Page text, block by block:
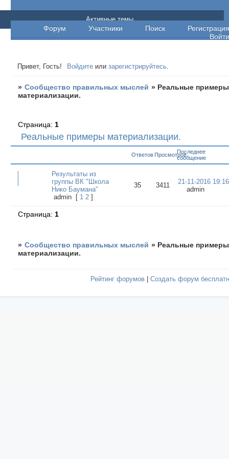
Сообщество правильных мыслей
Форум Участники Поиск
Регистрация
Войти
Активные темы
Привет, Гость! Войдите илизарегистрируйтесь.
» Сообщество правильных мыслей » Реальные примеры
материализации.
Реальные примеры материализации.
Страница:1
Ответов ПросмотровПоследнее
сообщение
Результаты из
группы ВК "Школа
Нико Баумана"
admin
[ 1 2 ]
35 3411
21-11-2016 19:16
admin
Страница: 1
» Сообщество правильных мыслей » Реальные примеры
материализации.
Рейтинг форумов |Создать форум